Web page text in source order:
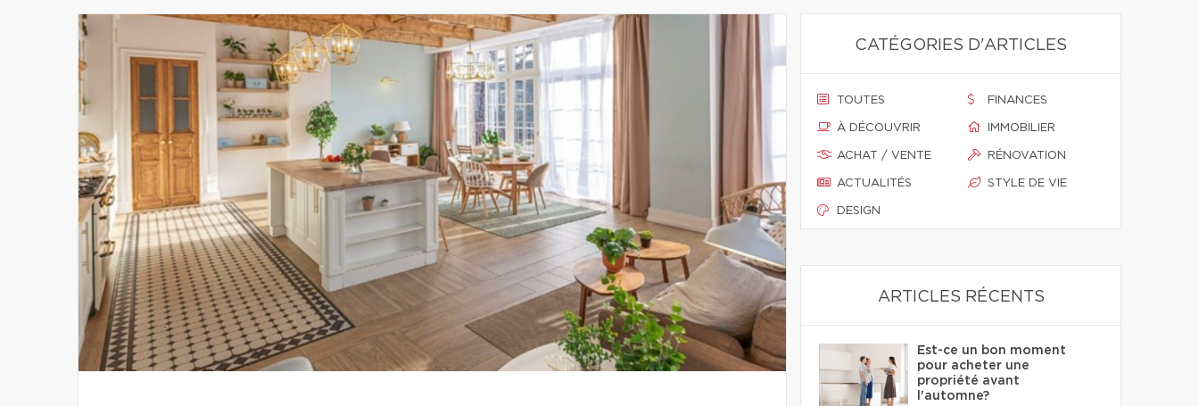
CATÉGORIES D'ARTICLES
TOUTES
À DÉCOUVRIR
ACHAT / VENTE
ACTUALITÉS
DESIGN
FINANCES
IMMOBILIER
RÉNOVATION
STYLE DE VIE
ARTICLES RÉCENTS
Est-ce un bon moment
pour acheter une
propriété avant
l'automne?